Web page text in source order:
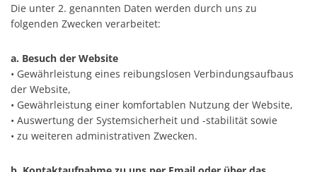
Die unter 2. genannten Daten werden durch uns zu
folgenden Zwecken verarbeitet:
a. Besuch der Website
• Gewährleistung eines reibungslosen Verbindungsaufbaus
der Website,
• Gewährleistung einer komfortablen Nutzung der Website,
• Auswertung der Systemsicherheit und -stabilität sowie
• zu weiteren administrativen Zwecken.